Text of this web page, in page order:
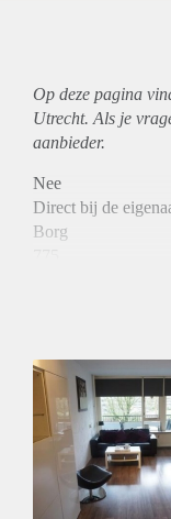
Op deze pagina
Utrecht. Als je
aanbieder.
Nee
Direct bij de
Borg
Inkomen eis
3,3 X Maandhuur
Huurtermijn
Onbepaalde termijn
Oplevering